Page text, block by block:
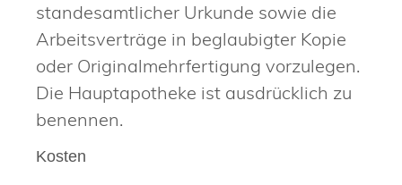
standesamtlicher Urkunde sowie die
Arbeitsverträge in beglaubigter Kopie
oder Originalmehrfertigung vorzulegen.
Die Hauptapotheke ist ausdrücklich zu
benennen.
Kosten